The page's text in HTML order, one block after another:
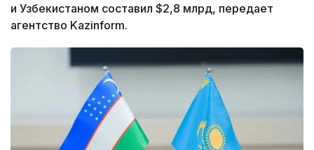
и Узбекистаном составил $2,8 млрд, передает
агентство Kazinform.